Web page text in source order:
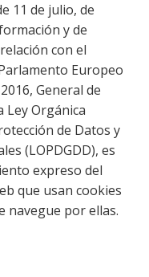
11 de julio, de
y de
con el
Europeo
General de
Ley Orgánica
de Datos y
(LOPDGDD), es
expreso del
que usan cookies
navegue por ellas.